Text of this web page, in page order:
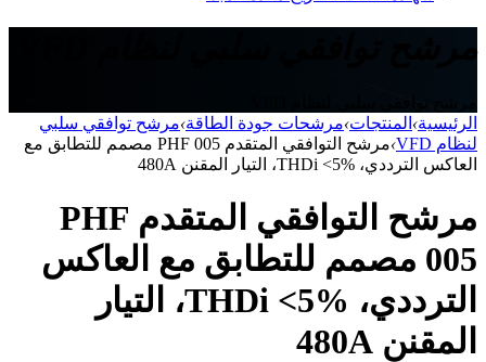
الرئيسية› المنتجات›مرشحات جودة الطاقة›مرشح توافقي سلبي
لنظام VFD
›
مرشح التوافقي المتقدم PHF 005 مصمم للتطابق مع
العاكس الترددي، THDi <5%، التيار المقنن 480A
مرشح التوافقي المتقدم PHF
005 مصمم للتطابق مع العاكس
الترددي، THDi <5%، التيار
المقنن 480A